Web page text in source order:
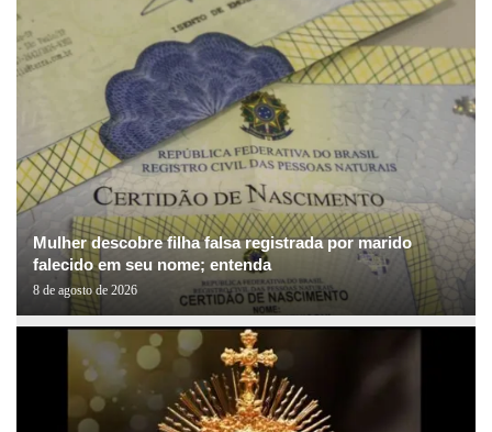
Mulher descobre filha falsa registrada por marido
falecido em seu nome; entenda
8 de agosto de 2026